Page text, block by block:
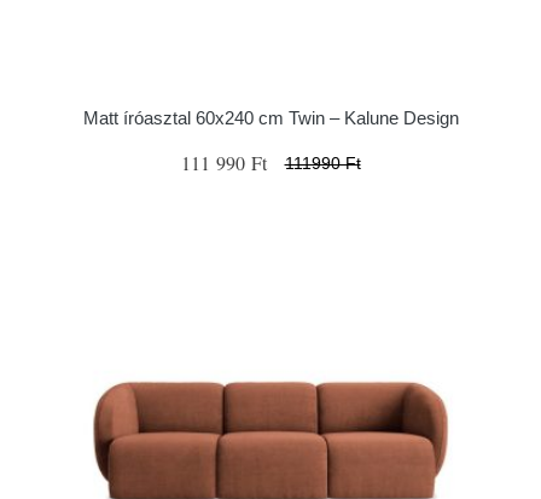
Matt íróasztal 60x240 cm Twin – Kalune Design
111 990 Ft 111990 Ft